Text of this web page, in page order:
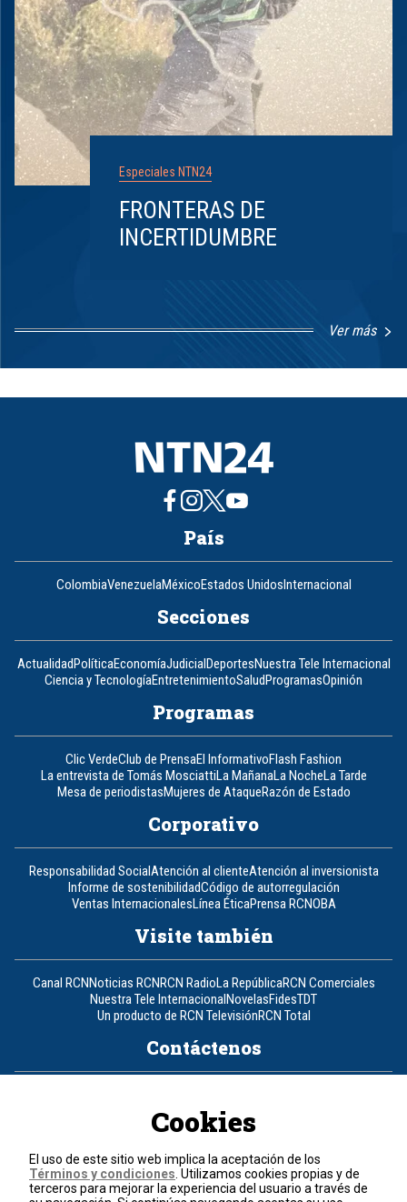
Especiales NTN24
FRONTERAS DE
INCERTIDUMBRE
Ver más
8
País
ColombiaVenezuelaMéxicoEstados UnidosInternacional
Secciones
ActualidadPolíticaEconomíaJudicialDeportesNuestra Tele Internacional
Ciencia y TecnologíaEntretenimientoSaludProgramasOpinión
Programas
Clic VerdeClub de PrensaEl InformativoFlash Fashion
La entrevista de Tomás MosciattiLa MañanaLa NocheLa Tarde
Mesa de periodistasMujeres de AtaqueRazón de Estado
Corporativo
Responsabilidad SocialAtención al clienteAtención al inversionista
Informe de sostenibilidadCódigo de autorregulación
Ventas InternacionalesLínea ÉticaPrensa RCNOBA
Visite también
Canal RCNNoticias RCNRCN RadioLa RepúblicaRCN Comerciales
Nuestra Tele InternacionalNovelasFidesTDT
Un producto de RCN TelevisiónRCN Total
Contáctenos
Política de cookies
Términos y condiciones
Cookies
El uso de este sitio web implica la aceptación de los
Términos y condiciones . Utilizamos cookies propias y de
terceros para mejorar la experiencia del usuario a través de